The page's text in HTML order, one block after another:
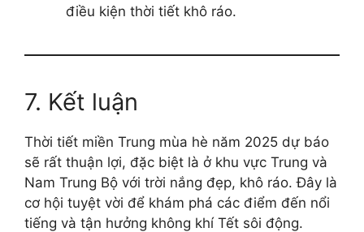
điều kiện thời tiết khô ráo.
7. Kết luận
Thời tiết miền Trung mùa hè năm 2025 dự báo
sẽ rất thuận lợi, đặc biệt là ở khu vực Trung và
Nam Trung Bộ với trời nắng đẹp, khô ráo. Đây là
cơ hội tuyệt vời để khám phá các điểm đến nổi
tiếng và tận hưởng không khí Tết sôi động.